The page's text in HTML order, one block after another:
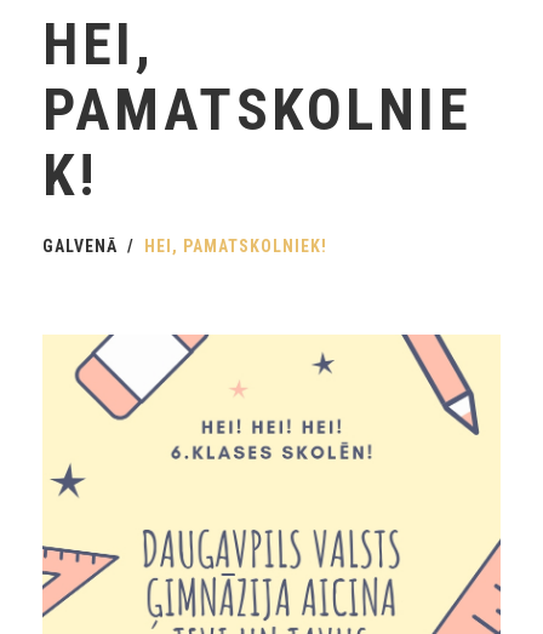
HEI,
PAMATSKOLNIE
K!
GALVENĀ HEI, PAMATSKOLNIEK!